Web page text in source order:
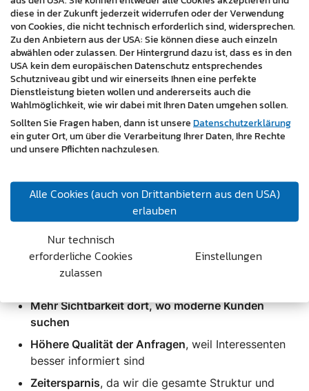
verständlich und leicht weiterverwendbar.
KI-Systeme greifen bevorzugt auf solche strukturierten
Informationen zu.
4. Sichtbare Expertise – Vertrauen für Mensch und
Maschine
Referenzen, Projektbeispiele und Kundenstimmen
zeigen, dass Ihre Leistungen verlässlich sind. Das stärkt
Ihre Position – in der KI-Suche und bei Ihren realen
Ihr Vorteil: Mehr Sichtbarkeit in einer
veränderten Suchwelt
Während viele Unternehmen noch an alten SEO-Regeln
festhalten, bereiten wir Ihre Website gezielt auf die
neue Realität vor. Für Sie bedeutet das:
Mehr Sichtbarkeit dort, wo moderne Kunden
suchen
Höhere Qualität der Anfragen, weil Interessenten
besser informiert sind
Zeitersparnis, da wir die gesamte Struktur und
diese in der Zukunft jederzeit widerrufen oder der Verwendung
von Cookies, die nicht technisch erforderlich sind, widersprechen.
Zu den Anbietern aus der USA: Sie können diese auch einzeln
abwählen oder zulassen. Der Hintergrund dazu ist, dass es in den
USA kein dem europäischen Datenschutz entsprechendes
Schutzniveau gibt und wir einerseits Ihnen eine perfekte
Dienstleistung bieten wollen und andererseits auch die
Wahlmöglichkeit, wie wir dabei mit Ihren Daten umgehen sollen.
Sollten Sie Fragen haben, dann ist unsereDatenschutzerklärung
ein guter Ort, um über die Verarbeitung Ihrer Daten, Ihre Rechte
und unsere Pflichten nachzulesen.
Alle Cookies (auch von Drittanbietern aus den USA)
erlauben
Nur technisch
erforderliche Cookies
zulassen
Einstellungen